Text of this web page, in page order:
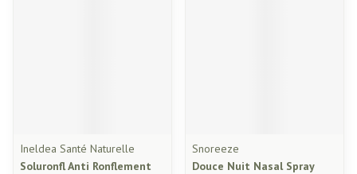
Ineldea Santé Naturelle
Soluronfl Anti Ronflement
Snoreeze
Douce Nuit Nasal Spray